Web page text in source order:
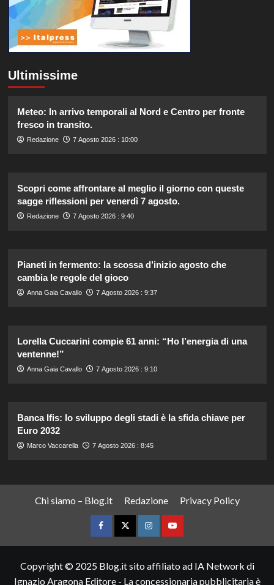
Ultimissime
Meteo: In arrivo temporali al Nord e Centro per fronte
fresco in transito.
Redazione 7 Agosto 2026 : 10:00
Scopri come affrontare al meglio il giorno con queste
sagge riflessioni per venerdì 7 agosto.
Redazione 7 Agosto 2026 : 9:40
Pianeti in fermento: la scossa d’inizio agosto che
cambia le regole del gioco
Anna Gaia Cavallo 7 Agosto 2026 : 9:37
Lorella Cuccarini compie 61 anni: “Ho l’energia di una
ventenne!”
Anna Gaia Cavallo 7 Agosto 2026 : 9:10
Banca Ifis: lo sviluppo degli stadi è la sfida chiave per
Euro 2032
Marco Vaccarella 7 Agosto 2026 : 8:45
Chi siamo – Blog.it Redazione Privacy Policy
FacebookTwitterInstagramYouTube
Copyright © 2025 Blog.it sito affiliato ad IA Network di
Ignazio Aragona Editore - La concessionaria pubblicitaria è